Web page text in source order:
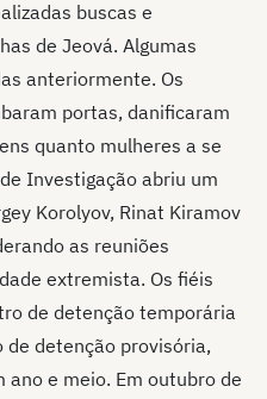
buscas e
de Jeová. Algumas
anteriormente. Os
portas, danificaram
quanto mulheres a se
Investigação abriu um
Korolyov, Rinat Kiramov
as reuniões
extremista. Os fiéis
de detenção temporária
de detenção provisória,
e meio. Em outubro de